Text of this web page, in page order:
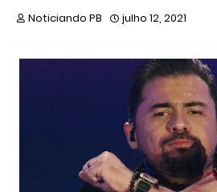
Noticiando PB julho 12, 2021